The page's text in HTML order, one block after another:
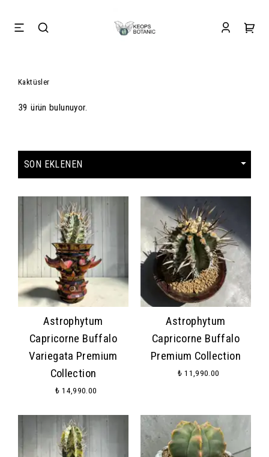
Kaktüsler
39 ürün bulunuyor.
Astrophytum
Capricorne Buffalo
Variegata Premium
Collection
₺ 14,990.00
Astrophytum
Capricorne Buffalo
Premium Collection
₺ 11,990.00